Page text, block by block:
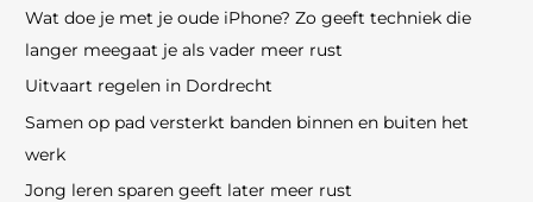
Wat doe je met je oude iPhone? Zo geeft techniek die
langer meegaat je als vader meer rust
Uitvaart regelen in Dordrecht
Samen op pad versterkt banden binnen en buiten het
werk
Jong leren sparen geeft later meer rust